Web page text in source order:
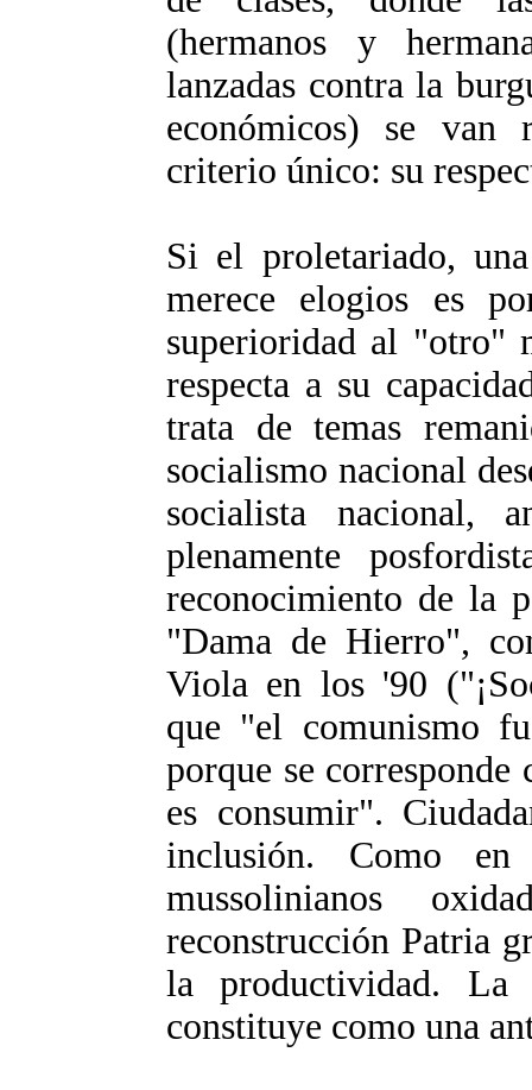
(hermanos y
lanzadas contra la
económicos) se
criterio único: su
Si el proletariado,
merece elogios es
superioridad al "otro"
respecta a su
trata de temas
socialismo nacional
socialista nacional,
plenamente
reconocimiento de la
"Dama de Hierro",
Viola en los '90
que "el comunismo
porque se
es consumir".
inclusión. Como
mussolinianos
reconstrucción Patria
la productividad. La
constituye como una